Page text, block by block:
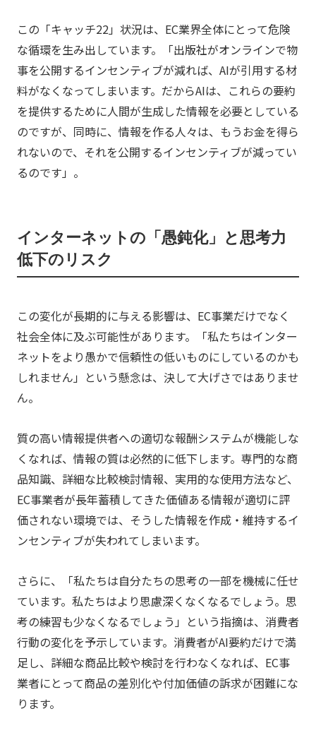
この「キャッチ22」状況は、EC業界全体にとって危険
な循環を生み出しています。「出版社がオンラインで物
事を公開するインセンティブが減れば、AIが引用する材
料がなくなってしまいます。だからAIは、これらの要約
を提供するために人間が生成した情報を必要としている
のですが、同時に、情報を作る人々は、もうお金を得ら
れないので、それを公開するインセンティブが減ってい
るのです」。
インターネットの「愚鈍化」と思考力
低下のリスク
この変化が長期的に与える影響は、EC事業だけでなく
社会全体に及ぶ可能性があります。「私たちはインター
ネットをより愚かで信頼性の低いものにしているのかも
しれません」という懸念は、決して大げさではありませ
ん。
質の高い情報提供者への適切な報酬システムが機能しな
くなれば、情報の質は必然的に低下します。専門的な商
品知識、詳細な比較検討情報、実用的な使用方法など、
EC事業者が長年蓄積してきた価値ある情報が適切に評
価されない環境では、そうした情報を作成・維持するイ
ンセンティブが失われてしまいます。
さらに、「私たちは自分たちの思考の一部を機械に任せ
ています。私たちはより思慮深くなくなるでしょう。思
考の練習も少なくなるでしょう」という指摘は、消費者
行動の変化を予示しています。消費者がAI要約だけで満
足し、詳細な商品比較や検討を行わなくなれば、EC事
業者にとって商品の差別化や付加価値の訴求が困難にな
ります。